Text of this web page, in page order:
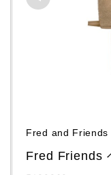
Fred and Friends
Fred Friends